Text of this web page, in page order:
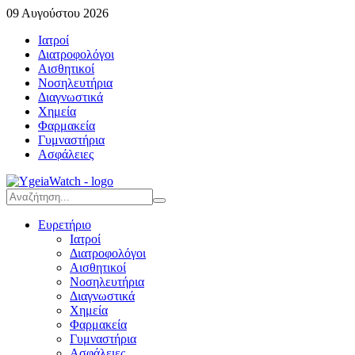
09 Αυγούστου 2026
Ιατροί
Διατροφολόγοι
Αισθητικοί
Νοσηλευτήρια
Διαγνωστικά
Χημεία
Φαρμακεία
Γυμναστήρια
Ασφάλειες
Ευρετήριο
Ιατροί
Διατροφολόγοι
Αισθητικοί
Νοσηλευτήρια
Διαγνωστικά
Χημεία
Φαρμακεία
Γυμναστήρια